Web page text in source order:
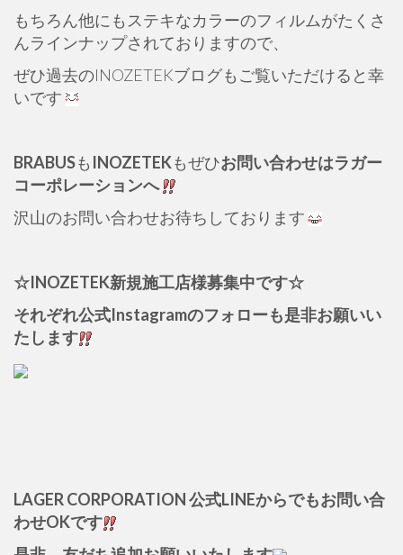
もちろん他にもステキなカラーのフィルムがたくさ
んラインナップされておりますので、
ぜひ過去のINOZETEKブログもご覧いただけると幸
いです
BRABUSも INOZETEKもぜひお問い合わせはラガー
コーポレーションへ
沢山のお問い合わせお待ちしております
☆INOZETEK新規施工店様募集中です☆
それぞれ公式Instagramのフォローも是非お願いい
たします
LAGER CORPORATION 公式LINEからでもお問い合
わせOKです